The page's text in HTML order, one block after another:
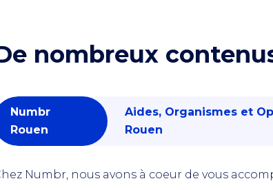
nombreux
Numbr
Rouen
Aides, Organismes et
Rouen
Numbr, nous avons à coeur de vous